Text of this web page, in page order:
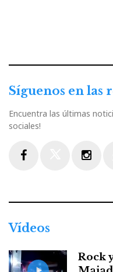
Síguenos en las
Encuentra las últimas
sociales!
Vídeos
Rock